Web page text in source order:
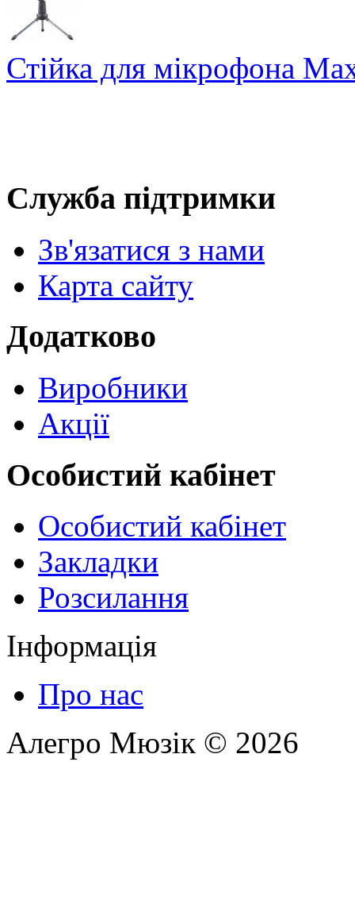
Стійка для мікрофона
Служба підтримки
Зв'язатися з нами
Карта сайту
Додатково
Виробники
Акції
Особистий кабінет
Особистий кабінет
Закладки
Розсилання
Інформація
Про нас
Алегро Мюзік © 2026